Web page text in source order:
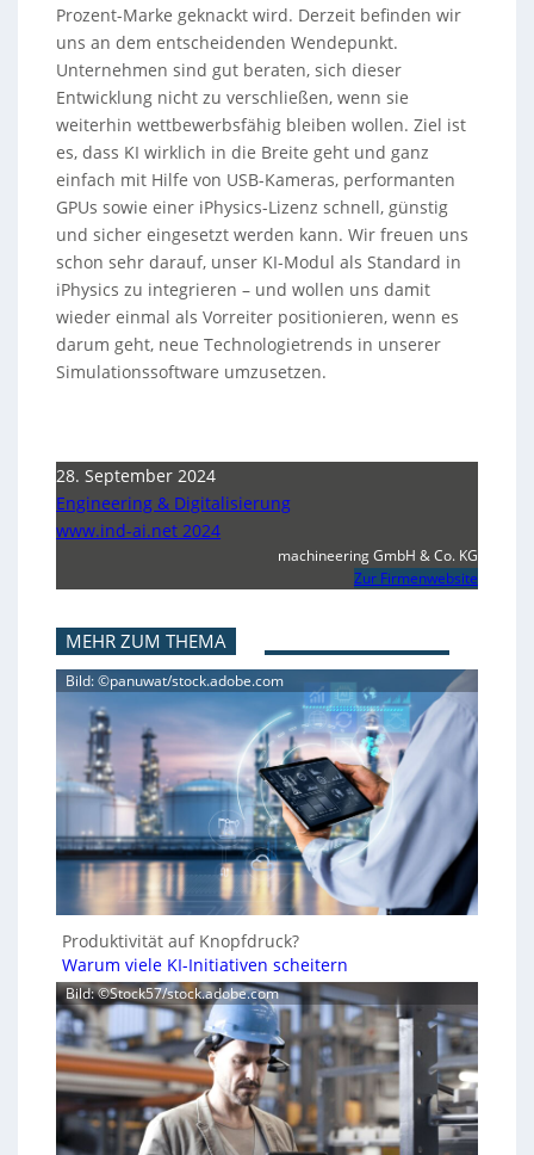
Prozent-Marke geknackt wird. Derzeit befinden wir
uns an dem entscheidenden Wendepunkt.
Unternehmen sind gut beraten, sich dieser
Entwicklung nicht zu verschließen, wenn sie
weiterhin wettbewerbsfähig bleiben wollen. Ziel ist
es, dass KI wirklich in die Breite geht und ganz
einfach mit Hilfe von USB-Kameras, performanten
GPUs sowie einer iPhysics-Lizenz schnell, günstig
und sicher eingesetzt werden kann. Wir freuen uns
schon sehr darauf, unser KI-Modul als Standard in
iPhysics zu integrieren – und wollen uns damit
wieder einmal als Vorreiter positionieren, wenn es
darum geht, neue Technologietrends in unserer
Simulationssoftware umzusetzen.
28. September 2024
Engineering & Digitalisierung
www.ind-ai.net 2024
machineering GmbH & Co. KG
Zur Firmenwebsite
MEHR ZUM THEMA
Bild: ©panuwat/stock.adobe.com
Produktivität auf Knopfdruck?
Warum viele KI-Initiativen scheitern
Bild: ©Stock57/stock.adobe.com